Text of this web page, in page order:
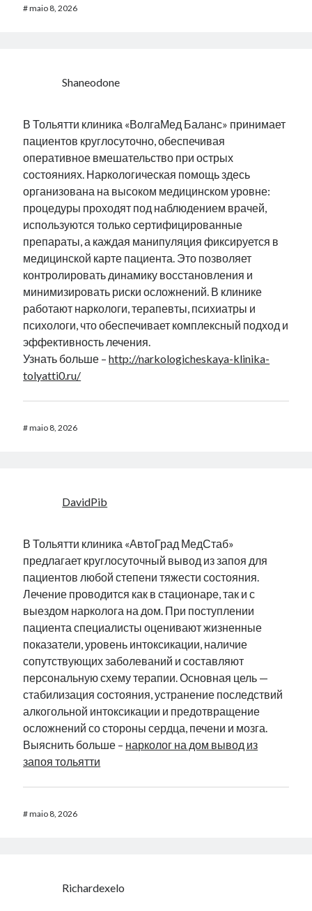
#maio 8, 2026
Shaneodone
В Тольятти клиника «ВолгаМед Баланс» принимает
пациентов круглосуточно, обеспечивая
оперативное вмешательство при острых
состояниях. Наркологическая помощь здесь
организована на высоком медицинском уровне:
процедуры проходят под наблюдением врачей,
используются только сертифицированные
препараты, а каждая манипуляция фиксируется в
медицинской карте пациента. Это позволяет
контролировать динамику восстановления и
минимизировать риски осложнений. В клинике
работают наркологи, терапевты, психиатры и
психологи, что обеспечивает комплексный подход и
эффективность лечения.
Узнать больше –http://narkologicheskaya-klinika-
tolyatti0.ru/
#maio 8, 2026
DavidPib
В Тольятти клиника «АвтоГрад МедСтаб»
предлагает круглосуточный вывод из запоя для
пациентов любой степени тяжести состояния.
Лечение проводится как в стационаре, так и с
выездом нарколога на дом. При поступлении
пациента специалисты оценивают жизненные
показатели, уровень интоксикации, наличие
сопутствующих заболеваний и составляют
персональную схему терапии. Основная цель —
стабилизация состояния, устранение последствий
алкогольной интоксикации и предотвращение
осложнений со стороны сердца, печени и мозга.
Выяснить больше – нарколог на дом вывод из
запоя тольятти
#maio 8, 2026
Richardexelo